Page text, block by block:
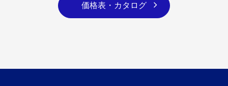
価格表・カタログ